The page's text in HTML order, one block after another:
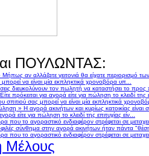
ΠΟΥΛΩΝΤΑΣ:
Μήπως αν αλλάζατε γειτονιά θα είχατε περιορισμό
να είναι μία εκπληκτικά χρονοβόρα υπ...
διευκολύνουν τον πωλητή να καταστήσει το
Είτε πρόκειται για αγορά είτε για πώληση το κλειδί της
σπιτιού σας μπορεί να είναι μία εκπληκτικά
» Η αγορά ακινήτων και κυρίως κατοικίας
είτε για πώληση το κλειδί της επιτυχίας είν...
που το αγοραστικό ενδιαφέρον στρέφεται σε
σύνθημα στην αγορά ακινήτων ήταν πάντα
που το αγοραστικό ενδιαφέρον στρέφεται σε
Μέλους